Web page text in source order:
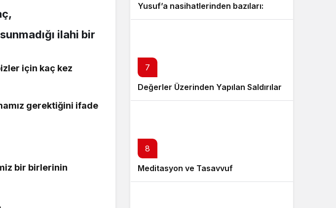
ilahi bir
için kaç kez
gerektiğini ifade
bir birlerinin
Yusuf’a nasihatlerinden bazıları:
7
Değerler Üzerinden Yapılan Saldırılar
8
Meditasyon ve Tasavvuf